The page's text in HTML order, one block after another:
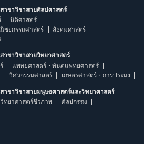
าขาวิชาสายศิลปศาสตร์
นิติศาสตร์
ชยกรรมศาสตร์
สังคมศาสตร์
าขาวิชาสายวิทยาศาสตร์
แพทยศาสตร์・ทันตแพทยศาสตร์
วิศวกรรมศาสตร์ เกษตรศาสตร์・การประมง
าขาวิชาสายมนุษยศาสตร์และวิทยาศาสตร์
วิทยาศาสตร์ชีวภาพ
ศิลปกรรม